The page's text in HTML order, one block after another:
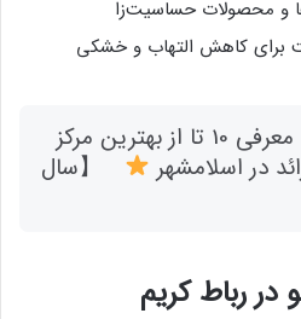
و محصولات حساسیت‌زا
برای کاهش التهاب و خشکی
معرفی 10 تا از بهترین مرکز
در اسلامشهر
【سال
در رباط کریم